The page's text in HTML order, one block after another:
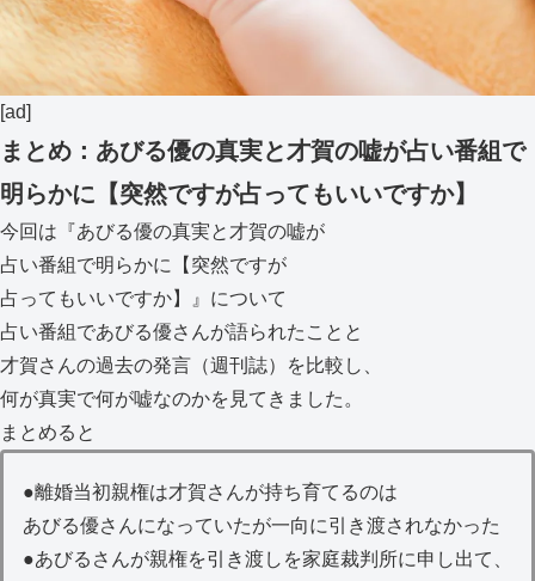
[ad]
まとめ：あびる優の真実と才賀の嘘が占い番組で
明らかに【突然ですが占ってもいいですか】
今回は『あびる優の真実と才賀の嘘が
占い番組で明らかに【突然ですが
占ってもいいですか】』について
占い番組であびる優さんが語られたことと
才賀さんの過去の発言（週刊誌）を比較し、
何が真実で何が嘘なのかを見てきました。
まとめると
●離婚当初親権は才賀さんが持ち育てるのは
あびる優さんになっていたが一向に引き渡されなかった
●あびるさんが親権を引き渡しを家庭裁判所に申し出て、